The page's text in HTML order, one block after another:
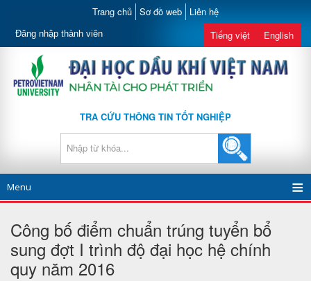
Trang chủ Sơ đồ web Liên hệ
Đăng nhập thành viên Tiếng việt English
TRA CỨU THÔNG TIN TỐT NGHIỆP
Menu
Công bố điểm chuẩn trúng tuyển bổ
sung đợt I trình độ đại học hệ chính
quy năm 2016